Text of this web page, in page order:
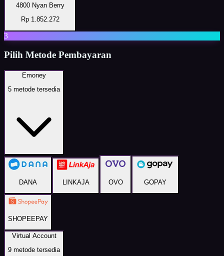
4800 Nyan Berry
Rp 1.852.272
3
Pilih Metode Pembayaran
Emoney
5 metode tersedia
DANA LINKAJA OVO GOPAY
SHOPEEPAY
Virtual Account
9 metode tersedia